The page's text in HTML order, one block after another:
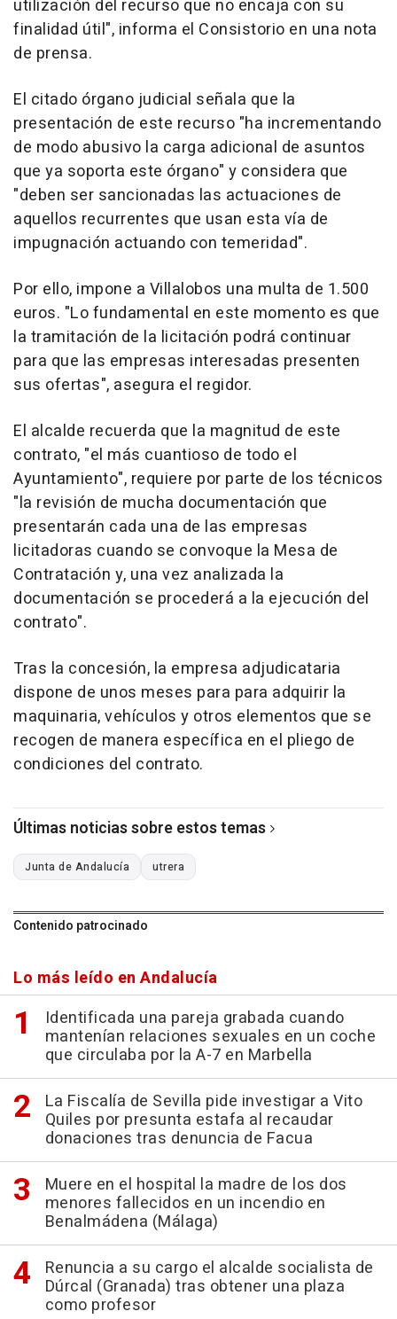
utilización del recurso que no encaja con su
finalidad útil", informa el Consistorio en una nota
de prensa.
El citado órgano judicial señala que la
presentación de este recurso "ha incrementando
de modo abusivo la carga adicional de asuntos
que ya soporta este órgano" y considera que
"deben ser sancionadas las actuaciones de
aquellos recurrentes que usan esta vía de
impugnación actuando con temeridad".
Por ello, impone a Villalobos una multa de 1.500
euros. "Lo fundamental en este momento es que
la tramitación de la licitación podrá continuar
para que las empresas interesadas presenten
sus ofertas", asegura el regidor.
El alcalde recuerda que la magnitud de este
contrato, "el más cuantioso de todo el
Ayuntamiento", requiere por parte de los técnicos
"la revisión de mucha documentación que
presentarán cada una de las empresas
licitadoras cuando se convoque la Mesa de
Contratación y, una vez analizada la
documentación se procederá a la ejecución del
contrato".
Tras la concesión, la empresa adjudicataria
dispone de unos meses para para adquirir la
maquinaria, vehículos y otros elementos que se
recogen de manera específica en el pliego de
condiciones del contrato.
Últimas noticias sobre estos temas
Junta de Andalucía utrera
Contenido patrocinado
Lo más leído en Andalucía
Identificada una pareja grabada cuando
mantenían relaciones sexuales en un coche
que circulaba por la A-7 en Marbella
La Fiscalía de Sevilla pide investigar a Vito
Quiles por presunta estafa al recaudar
donaciones tras denuncia de Facua
Muere en el hospital la madre de los dos
menores fallecidos en un incendio en
Benalmádena (Málaga)
Renuncia a su cargo el alcalde socialista de
Dúrcal (Granada) tras obtener una plaza
como profesor